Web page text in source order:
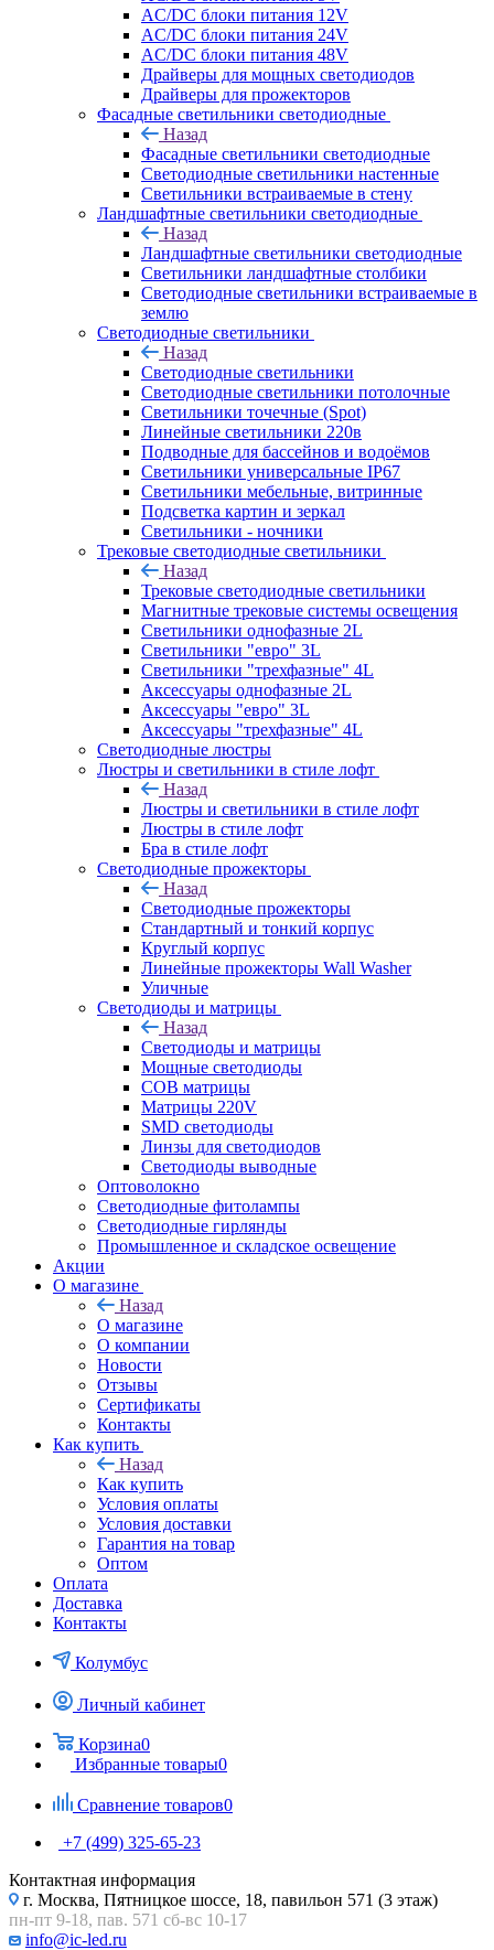
AC/DC блоки питания 12V
AC/DC блоки питания 24V
AC/DC блоки питания 48V
Драйверы для мощных светодиодов
Драйверы для прожекторов
Фасадные светильники светодиодные
Назад
Фасадные светильники светодиодные
Светодиодные светильники настенные
Светильники встраиваемые в стену
Ландшафтные светильники светодиодные
Назад
Ландшафтные светильники светодиодные
Светильники ландшафтные столбики
Светодиодные светильники встраиваемые в
землю
Светодиодные светильники
Назад
Светодиодные светильники
Светодиодные светильники потолочные
Светильники точечные (Spot)
Линейные светильники 220в
Подводные для бассейнов и водоёмов
Светильники универсальные IP67
Светильники мебельные, витринные
Подсветка картин и зеркал
Светильники - ночники
Трековые светодиодные светильники
Назад
Трековые светодиодные светильники
Магнитные трековые системы освещения
Светильники однофазные 2L
Светильники "евро" 3L
Светильники "трехфазные" 4L
Аксессуары однофазные 2L
Аксессуары "евро" 3L
Аксессуары "трехфазные" 4L
Светодиодные люстры
Люстры и светильники в стиле лофт
Назад
Люстры и светильники в стиле лофт
Люстры в стиле лофт
Бра в стиле лофт
Светодиодные прожекторы
Назад
Светодиодные прожекторы
Стандартный и тонкий корпус
Круглый корпус
Линейные прожекторы Wall Washer
Уличные
Светодиоды и матрицы
Назад
Светодиоды и матрицы
Мощные светодиоды
COB матрицы
Матрицы 220V
SMD светодиоды
Линзы для светодиодов
Светодиоды выводные
Оптоволокно
Светодиодные фитолампы
Светодиодные гирлянды
Промышленное и складское освещение
Акции
О магазине
Назад
О магазине
О компании
Новости
Отзывы
Сертификаты
Контакты
Как купить
Назад
Как купить
Условия оплаты
Условия доставки
Гарантия на товар
Оптом
Оплата
Доставка
Контакты
Колумбус
Личный кабинет
Корзина0
Избранные товары0
Сравнение товаров0
+7 (499) 325-65-23
Контактная информация
г. Москва, Пятницкое шоссе, 18, павильон 571 (3 этаж)
пн-пт 9-18, пав. 571 сб-вс 10-17
info@ic-led.ru